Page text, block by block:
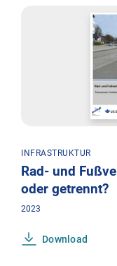
INFRASTRUKTUR
Rad- und
oder getrennt?
2023
Download